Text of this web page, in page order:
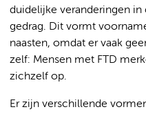
duidelijke veranderingen
gedrag. Dit vormt
naasten, omdat er vaak
zelf: Mensen met FTD
zichzelf op.
Er zijn verschillende